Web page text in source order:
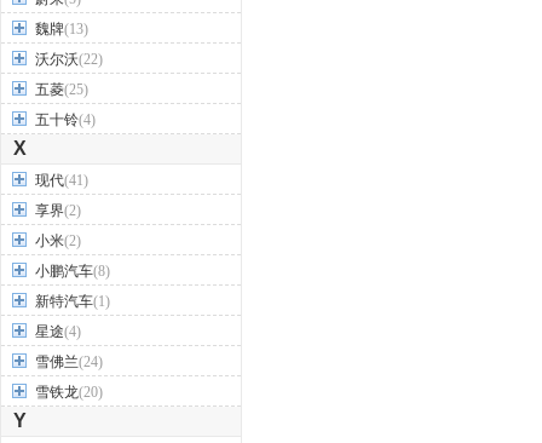
魏牌(13)
沃尔沃(22)
五菱(25)
五十铃(4)
X
现代(41)
享界(2)
小米(2)
小鹏汽车(8)
新特汽车(1)
星途(4)
雪佛兰(24)
雪铁龙(20)
Y